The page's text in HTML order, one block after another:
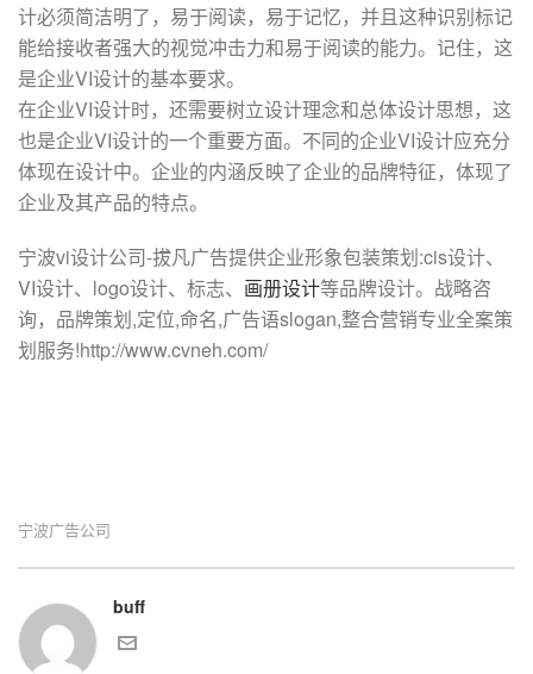
计必须简洁明了，易于阅读，易于记忆，并且这种识别标记
能给接收者强大的视觉冲击力和易于阅读的能力。记住，这
是企业VI设计的基本要求。
在企业VI设计时，还需要树立设计理念和总体设计思想，这
也是企业VI设计的一个重要方面。不同的企业VI设计应充分
体现在设计中。企业的内涵反映了企业的品牌特征，体现了
企业及其产品的特点。
宁波vi设计公司-拔凡广告提供企业形象包装策划:cis设计、
VI设计、logo设计、标志、 画册设计等品牌设计。战略咨
询，品牌策划,定位,命名,广告语slogan,整合营销专业全案策
划服务!http://www.cvneh.com/
宁波广告公司
buff